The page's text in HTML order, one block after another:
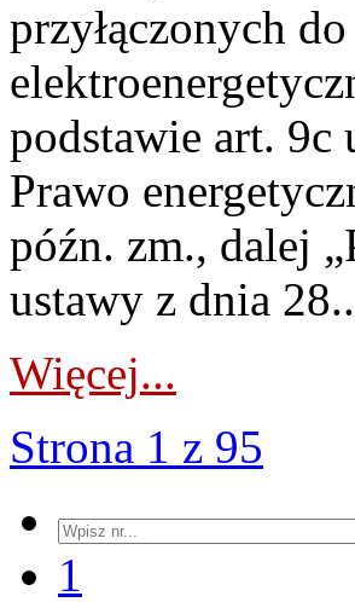
przyłączonych
podstawie art. 9c
Prawo
późn. zm., dalej
ustawy z dnia
Więcej...
Strona 1 z 95
1